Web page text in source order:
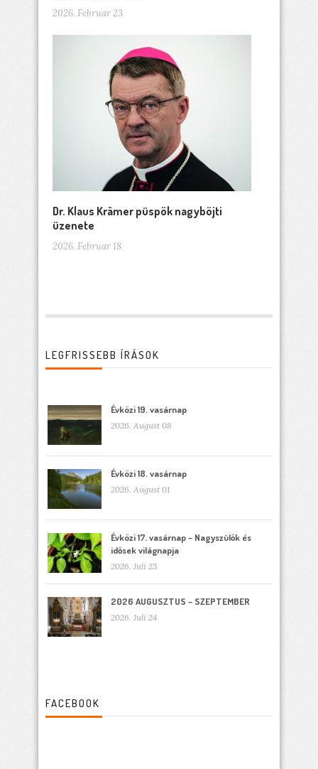
2026. Februar 23
Dr. Klaus Krämer püspök nagyböjti
üzenete
2026. Februar 18
LEGFRISSEBB ÍRÁSOK
Évközi 19. vasárnap
2026. August 08
Évközi 18. vasárnap
2026. August 01
Évközi 17. vasárnap – Nagyszülők és
idősek világnapja
2026. Juli 25
2026 AUGUSZTUS – SZEPTEMBER
2026. Juli 24
FACEBOOK